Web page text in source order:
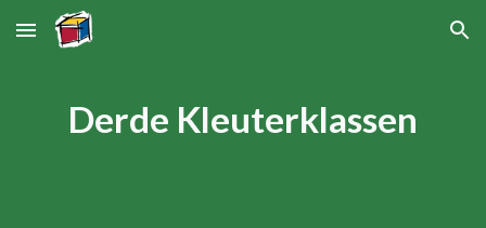
Skip to main content Skip to navigation
Derde Kleuterklassen